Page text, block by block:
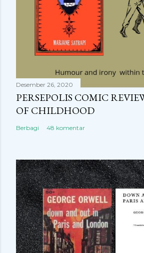
Desember 26, 2020
PERSEPOLIS COMIC
OF CHILDHOOD
Berbagi 48 komentar